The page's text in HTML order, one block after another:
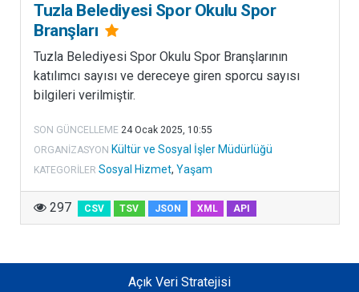
Tuzla Belediyesi Spor Okulu Spor
Branşları
Tuzla Belediyesi Spor Okulu Spor Branşlarının
katılımcı sayısı ve dereceye giren sporcu sayısı
bilgileri verilmiştir.
SON GÜNCELLEME 24 Ocak 2025, 10:55
ORGANIZASYON Kültür ve Sosyal İşler Müdürlüğü
KATEGORILER Sosyal Hizmet, Yaşam
297 CSV TSV JSON XML API
Açık Veri Stratejisi